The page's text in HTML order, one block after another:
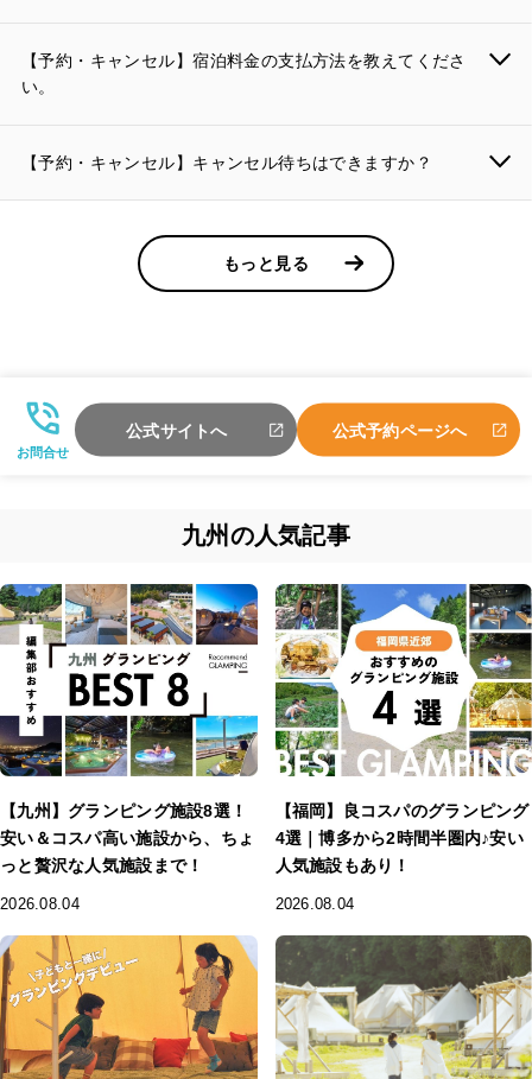
【予約・キャンセル】宿泊料金の支払方法を教えてくださ
い。
【予約・キャンセル】キャンセル待ちはできますか？
もっと見る
お問合せ
公式サイトへ 公式予約ページへ
九州の人気記事
【九州】グランピング施設8選！
安い＆コスパ高い施設から、ちょ
っと贅沢な人気施設まで！
2026.08.04
【福岡】良コスパのグランピング
4選｜博多から2時間半圏内♪安い
人気施設もあり！
2026.08.04